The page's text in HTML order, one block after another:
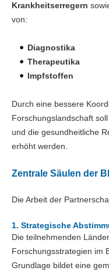
Krankheitserregern
von:
Diagnostika
Therapeutika
Impfstoffen
Durch eine bessere
Forschungslandschaft
und die gesundheitliche
erhöht werden.
Zentrale Säulen der
Die Arbeit der
1. Strategische
Die teilnehmenden
Forschungsstrategien im
Grundlage bildet eine